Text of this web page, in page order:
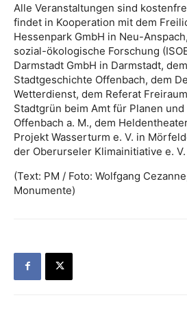
Alle Veranstaltungen sind
findet in Kooperation mit dem
Hessenpark GmbH in Neu-
sozial-ökologische Forschung
Darmstadt GmbH in Darmstadt,
Stadtgeschichte Offenbach, dem
Wetterdienst, dem Referat
Stadtgrün beim Amt für Planen
Offenbach a. M., dem
Projekt Wasserturm e. V. in
der Oberurseler Klimainitiative e. V.
(Text: PM / Foto: Wolfgang
Monumente)